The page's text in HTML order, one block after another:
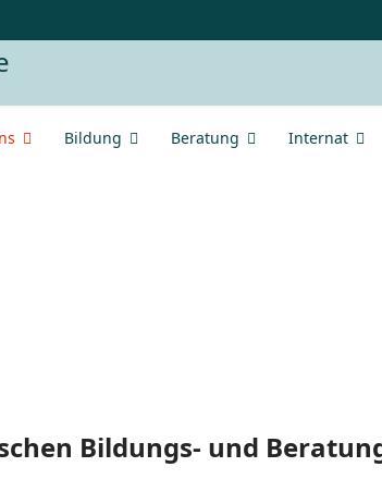
Bildung Beratung Internat
Bildungs- und